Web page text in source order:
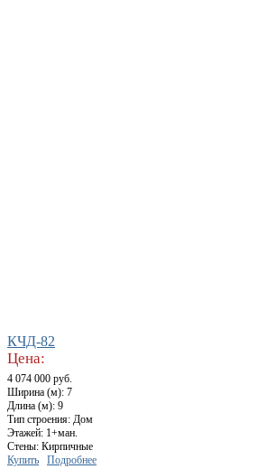
КЧД-82
Цена:
4 074 000 руб.
Ширина (м): 7
Длина (м): 9
Тип строения: Дом
Этажей: 1+ман.
Стены: Кирпичные
Купить
Подробнее